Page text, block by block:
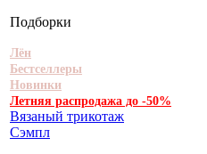
Подборки
Лён
Бестселлеры
Новинки
Летняя распродажа до -50%
Вязаный трикотаж
Сэмпл